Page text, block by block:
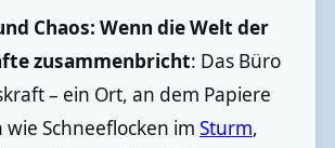
Chaos: Wenn die Welt der
zusammenbricht: Das Büro
– ein Ort, an dem Papiere
Schneeflocken im Sturm,